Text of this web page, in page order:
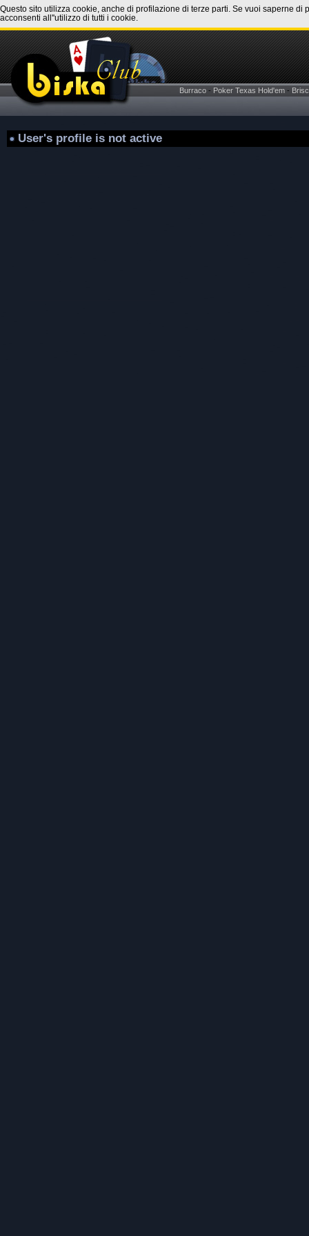
Questo sito utilizza cookie, anche di profilazione di terze parti. Se vuoi saperne
acconsenti all''utilizzo di tutti i cookie.
Burraco - Poker Texas Hold'em -
User's profile is not active